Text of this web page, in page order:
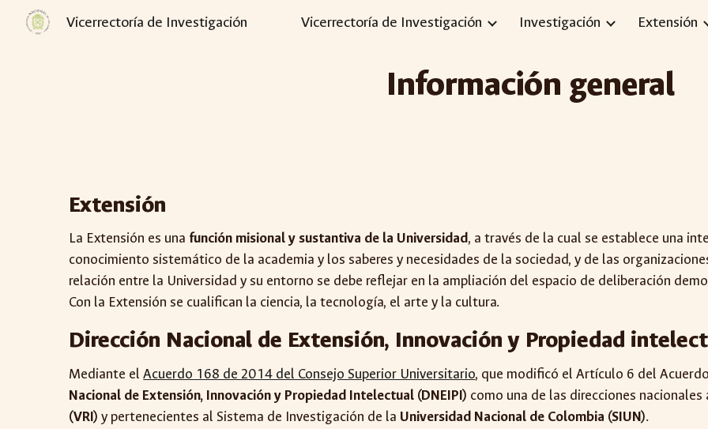
Skip to main content Skip to
Vicerrectoría de Investigación Vicerrectoría de Investigación Investigación Extensión
Información general
Extensión
La Extensión es una función misional y sustantiva de la Universidad, a través de la cual se establece una
conocimiento sistemático de la academia y los saberes y necesidades de la sociedad, y de las
relación entre la Universidad y su entorno se debe reflejar en la ampliación del espacio de deliberación
Con la Extensión se cualifican la ciencia, la tecnología, el arte y la cultura.
Dirección Nacional de Extensión, Innovación y Propiedad
Mediante elAcuerdo 168 de 2014 del Consejo Superior Universitario, que modificó el Artículo 6 del
Nacional de Extensión, Innovación y Propiedad Intelectual (DNEIPI) como una de las direcciones nacionales
(VRI) y pertenecientes al Sistema de Investigación de la Universidad Nacional de Colombia (SIUN).